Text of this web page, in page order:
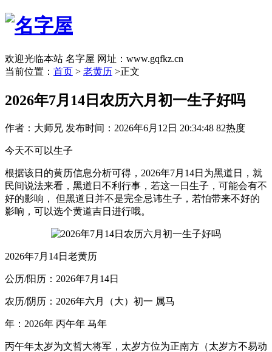
欢迎光临本站 名字屋 网址：www.gqfkz.cn
当前位置： 首页 > 老黄历 >正文
2026年7月14日农历六月初一生子好吗
作者：大师兄 发布时间：2026年6月12日 20:34:48 82热度
今天不可以生子
根据该日的黄历信息分析可得，2026年7月14日为黑道日，就
民间说法来看，黑道日不利行事，若这一日生子，可能会有不
好的影响， 但黑道日并不是完全忌讳生子，若怕带来不好的
影响，可以选个黄道吉日进行哦。
2026年7月14日老黄历
公历/阳历：2026年7月14日
农历/阴历：2026年六月（大）初一 属马
年：2026年 丙午年 马年
丙午年太岁为文哲大将军，太岁方位为正南方（太岁方不易动